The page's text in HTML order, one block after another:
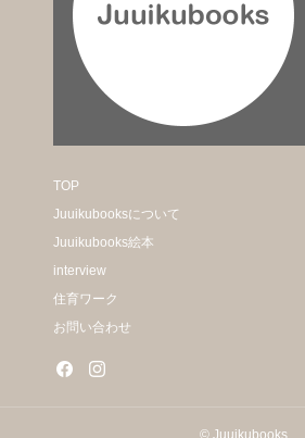
TOP
Juuikubooksについて
Juuikubooks絵本
interview
住育ワーク
お問い合わせ
© Juuikubooks